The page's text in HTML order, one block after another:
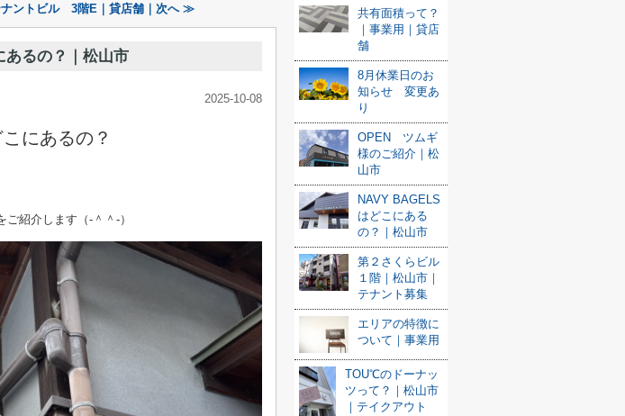
ナントビル 3階E｜貸店舗｜次へ ≫
あるの？｜松山市
2025-10-08
にあるの？
紹介します（‐＾＾‐）
共有面積って？
｜事業用｜貸店
舗
8月休業日のお
知らせ 変更あ
り
OPEN ツムギ
様のご紹介｜松
山市
NAVY BAGELS
はどこにある
の？｜松山市
第２さくらビル
１階｜松山市｜
テナント募集
エリアの特徴に
ついて｜事業用
TOU℃のドーナッ
ツって？｜松山市
｜テイクアウト